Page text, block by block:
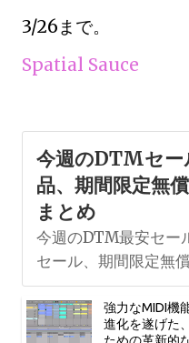
3/26まで。
Spatial Sauce
今週のDTMセー
品、期間限定無
まとめ
今週のDTM最安セー
セール、期間限定無
強力なMIDI機
進化を遂げた